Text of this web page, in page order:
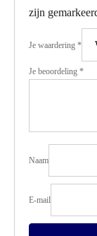
zijn
Je waardering *
Je beoordeling *
Naam
E-mail